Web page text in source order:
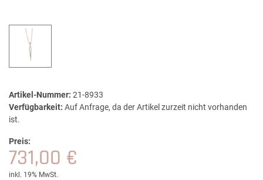
Artikel-Nummer: 21-8933
Verfügbarkeit: Auf Anfrage, da der Artikel zurzeit nicht vorhanden
ist.
Preis:
731,00 €
inkl. 19% MwSt.